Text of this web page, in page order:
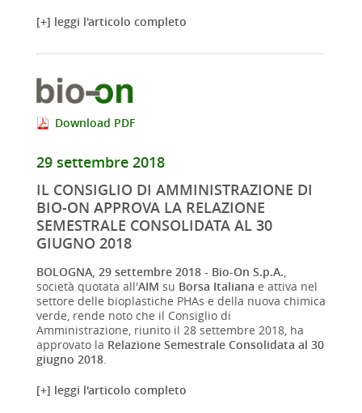
[+] leggi l'articolo completo
Download PDF
29 settembre 2018
IL CONSIGLIO DI AMMINISTRAZIONE DI
BIO-ON APPROVA LA RELAZIONE
SEMESTRALE CONSOLIDATA AL 30
GIUGNO 2018
BOLOGNA, 29 settembre 2018 - Bio-On S.p.A.,
società quotata all'AIM su Borsa Italiana e attiva nel
settore delle bioplastiche PHAs e della nuova chimica
verde, rende noto che il Consiglio di
Amministrazione, riunito il 28 settembre 2018, ha
approvato la Relazione Semestrale Consolidata al 30
giugno 2018.
[+] leggi l'articolo completo